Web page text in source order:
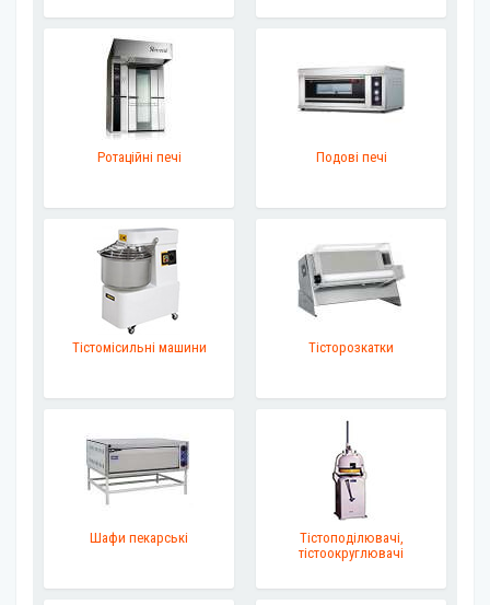
Ротаційні печі Подові печі
Тістомісильні машини Тісторозкатки
Шафи пекарські
Тістоподілювачі,
тістоокруглювачі